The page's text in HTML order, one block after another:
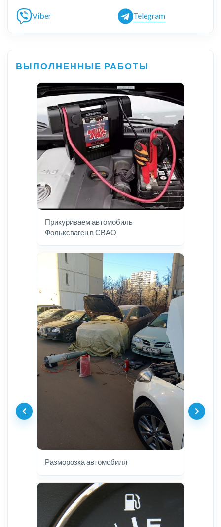
Viber Telegram
ВЫПОЛНЕННЫЕ РАБОТЫ
Прикуриваем автомобиль
Фольксваген в СВАО
Разморозка автомобиля